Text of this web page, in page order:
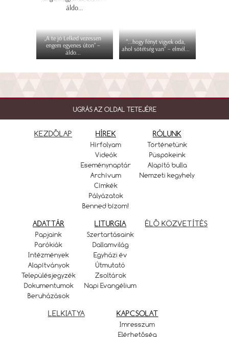
„A te jó Lelked vezessen
engem egyenes úton” –
áldo...
"...hogy fényt vigyek oda,
ahol sötétség van" – elmél...
UGRÁS AZ OLDAL TETEJÉRE
KEZDŐLAP HÍREK
Hírfolyam
Videók
Eseménynaptár
Archívum
Címkék
Pályázatok
Benned bízom!
RÓLUNK
Történetünk
Püspökeink
Alapító bulla
Nemzeti kegyhely
ADATTÁR
Papjaink
Parókiák
Intézmények
Alapítványok
Településjegyzék
Dokumentumok
Beruházások
LITURGIA
Szertartásaink
Dallamvilág
Egyházi év
Útmutató
Zsoltárok
Napi Evangélium
ÉLŐ KÖZVETÍTÉS
LELKIATYA KAPCSOLAT
Imresszum
Elérhetőség